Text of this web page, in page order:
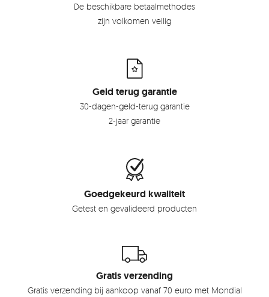
De beschikbare betaalmethodes
zijn volkomen veilig
Geld terug garantie
30-dagen-geld-terug garantie
2-jaar garantie
Goedgekeurd kwaliteit
Getest en gevalideerd producten
Gratis verzending
Gratis verzending bij aankoop vanaf 70 euro met Mondial